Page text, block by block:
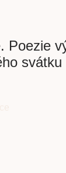
Poezie
svátku